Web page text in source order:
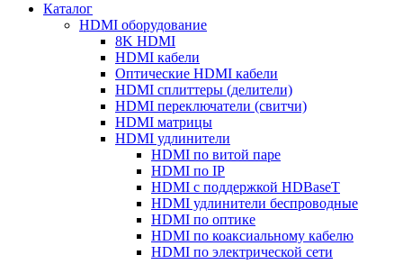
Каталог
HDMI оборудование
8K HDMI
HDMI кабели
Оптические HDMI кабели
HDMI сплиттеры (делители)
HDMI переключатели (свитчи)
HDMI матрицы
HDMI удлинители
HDMI по витой паре
HDMI по IP
HDMI с поддержкой HDBaseT
HDMI удлинители беспроводные
HDMI по оптике
HDMI по коаксиальному кабелю
HDMI по электрической сети